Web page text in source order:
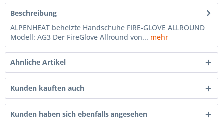
Beschreibung
ALPENHEAT beheizte Handschuhe FIRE-GLOVE ALLROUND
Modell: AG3 Der FireGlove Allround von... mehr
Ähnliche Artikel
Kunden kauften auch
Kunden haben sich ebenfalls angesehen